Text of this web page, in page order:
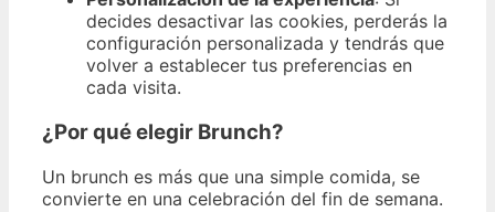
decides desactivar las cookies, perderás la
configuración personalizada y tendrás que
volver a establecer tus preferencias en
cada visita.
¿Por qué elegir Brunch?
Un brunch es más que una simple comida, se
convierte en una celebración del fin de semana.